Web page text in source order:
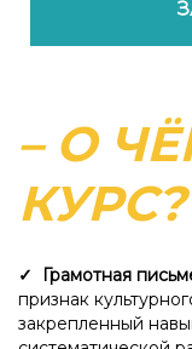
Ссылка на это
– О
КУРС?
✓ Грамотная
признак
закрепленный